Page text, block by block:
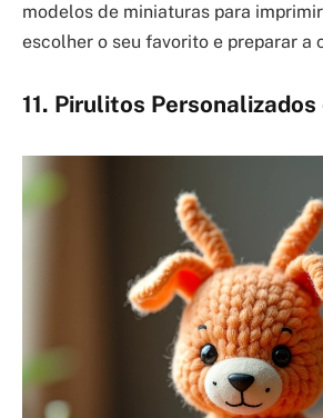
modelos de miniaturas para
escolher o seu favorito e preparar a
11. Pirulitos